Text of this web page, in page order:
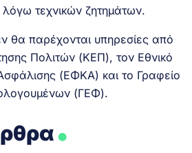
λόγω τεχνικών ζητημάτων.
θα παρέχονται υπηρεσίες από
Πολιτών (ΚΕΠ), τον Εθνικό
(ΕΦΚΑ) και το Γραφείο
(ΓΕΦ).
.